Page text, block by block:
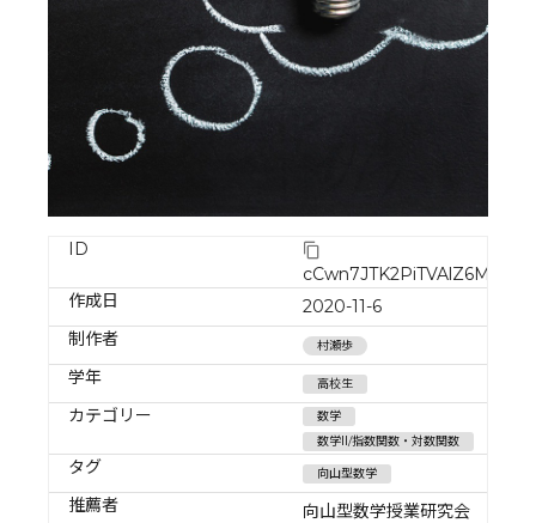
ID
cCwn7JTK2PiTVAlZ6MxZ
作成日
2020-11-6
制作者
村瀬歩
学年 高校生
カテゴリー
数学
数学Ⅱ/指数関数・対数関数
タグ 向山型数学
推薦者
向山型数学授業研究会